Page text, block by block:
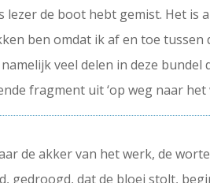
de boot hebt gemist. Het is
ben omdat ik af en toe
veel delen in deze
fragment uit ‘op weg naar het
de akker van het werk, de
gedroogd, dat de bloei stolt,